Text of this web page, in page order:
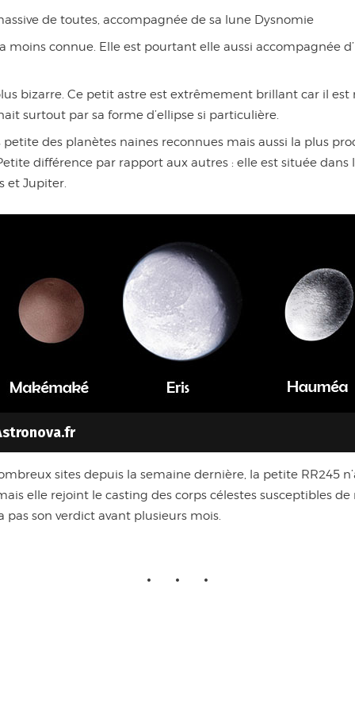
de toutes, accompagnée de sa lune Dysnomie
moins connue. Elle est pourtant elle aussi accompagnée
bizarre. Ce petit astre est extrêmement brillant car il est
surtout par sa forme d’ellipse si particulière.
des planètes naines reconnues mais aussi la plus
différence par rapport aux autres : elle est située
et Jupiter.
sites depuis la semaine dernière, la petite RR245
elle rejoint le casting des corps célestes susceptibles de
son verdict avant plusieurs mois.